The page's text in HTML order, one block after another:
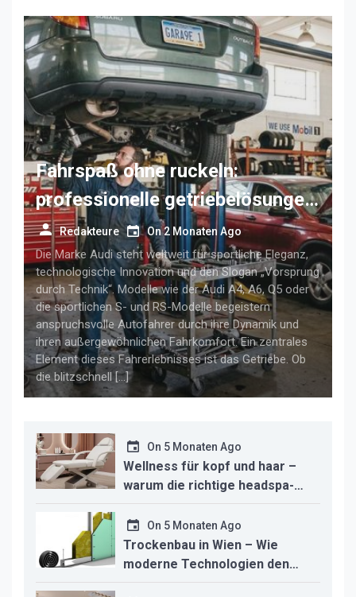
Fahrspaß ohne ruckeln:
professionelle getriebelösungen
für anspruchsvolle audi-fahrer
Redakteure On2 Monaten Ago
Die Marke Audi steht weltweit für sportliche Eleganz,
technologische Innovation und den Slogan „Vorsprung
durch Technik“. Modelle wie der Audi A4, A6, Q5 oder
die sportlichen S- und RS-Modelle begeistern
anspruchsvolle Autofahrer durch ihre Dynamik und
ihren außergewöhnlichen Fahrkomfort. Ein zentrales
Element dieses Fahrerlebnisses ist das Getriebe. Ob
die blitzschnell […]
On 5 Monaten Ago
Wellness für kopf und haar –
warum die richtige headspa-
liege den unterschied für ihr
studio macht
On 5 Monaten Ago
Trockenbau in Wien – Wie
moderne Technologien den
Innenausbau revolutionieren